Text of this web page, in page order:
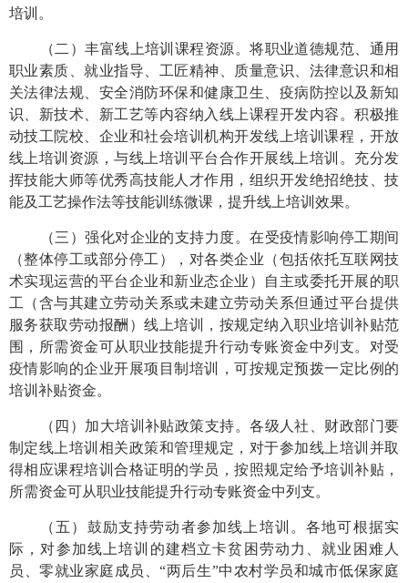
培训。
（二）丰富线上培训课程资源。将职业道德规范、通用
职业素质、就业指导、工匠精神、质量意识、法律意识和相
关法律法规、安全消防环保和健康卫生、疫病防控以及新知
识、新技术、新工艺等内容纳入线上课程开发内容。积极推
动技工院校、企业和社会培训机构开发线上培训课程，开放
线上培训资源，与线上培训平台合作开展线上培训。充分发
挥技能大师等优秀高技能人才作用，组织开发绝招绝技、技
能及工艺操作法等技能训练微课，提升线上培训效果。
（三）强化对企业的支持力度。在受疫情影响停工期间
（整体停工或部分停工），对各类企业（包括依托互联网技
术实现运营的平台企业和新业态企业）自主或委托开展的职
工（含与其建立劳动关系或未建立劳动关系但通过平台提供
服务获取劳动报酬）线上培训，按规定纳入职业培训补贴范
围，所需资金可从职业技能提升行动专账资金中列支。对受
疫情影响的企业开展项目制培训，可按规定预拨一定比例的
培训补贴资金。
（四）加大培训补贴政策支持。各级人社、财政部门要
制定线上培训相关政策和管理规定，对于参加线上培训并取
得相应课程培训合格证明的学员，按照规定给予培训补贴，
所需资金可从职业技能提升行动专账资金中列支。
（五）鼓励支持劳动者参加线上培训。各地可根据实
际，对参加线上培训的建档立卡贫困劳动力、就业困难人
员、零就业家庭成员、“两后生”中农村学员和城市低保家庭